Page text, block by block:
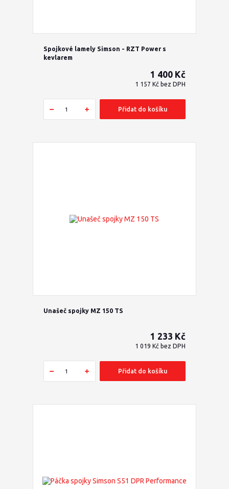
Spojkové lamely Simson - RZT Power s
kevlarem
1 400 Kč
1 157 Kč bez DPH
Přidat do košíku
Unašeč spojky MZ 150 TS
1 233 Kč
1 019 Kč bez DPH
Přidat do košíku